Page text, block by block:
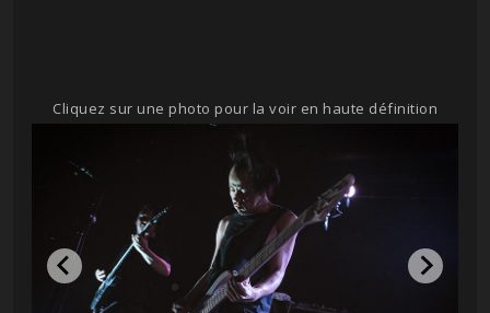
Cliquez sur une photo pour la voir en haute définition